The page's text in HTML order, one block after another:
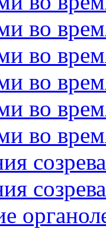
во
во
во
во
во